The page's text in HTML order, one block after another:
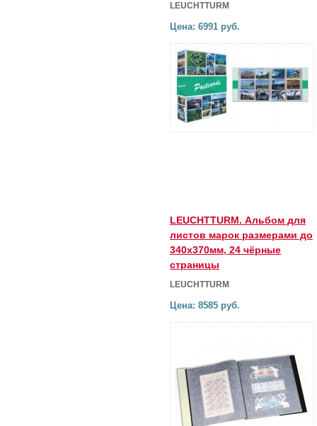
LEUCHTTURM
Цена: 6991 руб.
LEUCHTTURM. Альбом для
листов марок размерами до
340х370мм, 24 чёрные
страницы
LEUCHTTURM
Цена: 8585 руб.